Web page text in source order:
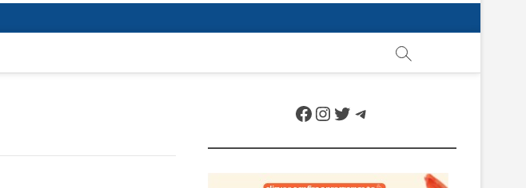
Facebook
Instagram
Twitter
Telegram